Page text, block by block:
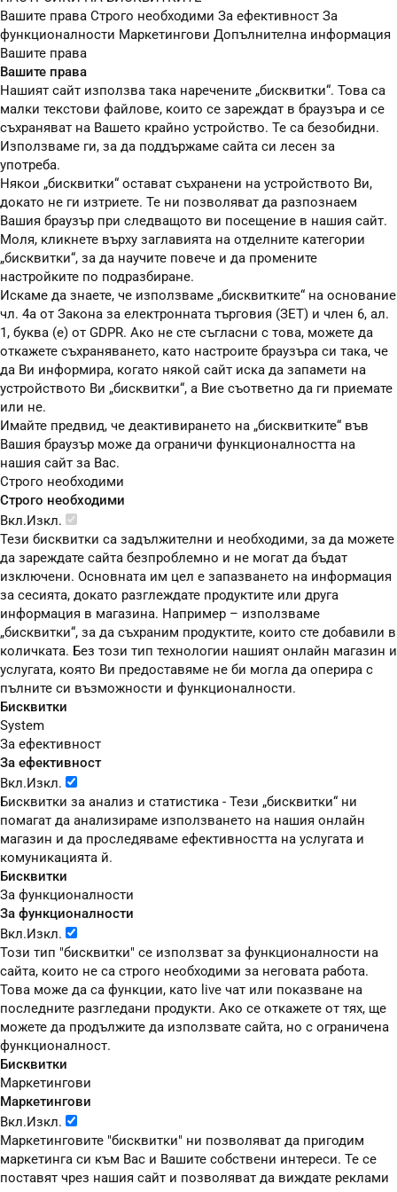
Вашите права Строго необходими За ефективност За
функционалности Маркетингови Допълнителна информация
Вашите права
Вашите права
Нашият сайт използва така наречените „бисквитки“. Това са
малки текстови файлове, които се зареждат в браузъра и се
съхраняват на Вашето крайно устройство. Те са безобидни.
Използваме ги, за да поддържаме сайта си лесен за
употреба.
Някои „бисквитки“ остават съхранени на устройството Ви,
докато не ги изтриете. Те ни позволяват да разпознаем
Вашия браузър при следващото ви посещение в нашия сайт.
Моля, кликнете върху заглавията на отделните категории
„бисквитки“, за да научите повече и да промените
настройките по подразбиране.
Искаме да знаете, че използваме „бисквитките“ на основание
чл. 4а от Закона за електронната търговия (ЗЕТ) и член 6, ал.
1, буква (е) от GDPR. Ако не сте съгласни с това, можете да
откажете съхраняването, като настроите браузъра си така, че
да Ви информира, когато някой сайт иска да запамети на
устройството Ви „бисквитки“, а Вие съответно да ги приемате
или не.
Имайте предвид, че деактивирането на „бисквитките“ във
Вашия браузър може да ограничи функционалността на
нашия сайт за Вас.
Строго необходими
Строго необходими
Вкл.Изкл.
Тези бисквитки са задължителни и необходими, за да можете
да зареждате сайта безпроблемно и не могат да бъдат
изключени. Основната им цел е запазването на информация
за сесията, докато разглеждате продуктите или друга
информация в магазина. Например – използваме
„бисквитки“, за да съхраним продуктите, които сте добавили в
количката. Без този тип технологии нашият онлайн магазин и
услугата, която Ви предоставяме не би могла да оперира с
пълните си възможности и функционалности.
Бисквитки
System
За ефективност
За ефективност
Вкл.Изкл.
Бисквитки за анализ и статистика - Тези „бисквитки“ ни
помагат да анализираме използването на нашия онлайн
магазин и да проследяваме ефективността на услугата и
комуникацията й.
Бисквитки
За функционалности
За функционалности
Вкл.Изкл.
Този тип "бисквитки" се използват за функционалности на
сайта, които не са строго необходими за неговата работа.
Това може да са функции, като live чат или показване на
последните разгледани продукти. Ако се откажете от тях, ще
можете да продължите да използвате сайта, но с ограничена
функционалност.
Бисквитки
Маркетингови
Маркетингови
Вкл.Изкл.
Маркетинговите "бисквитки" ни позволяват да пригодим
маркетинга си към Вас и Вашите собствени интереси. Те се
поставят чрез нашия сайт и позволяват да виждате реклами